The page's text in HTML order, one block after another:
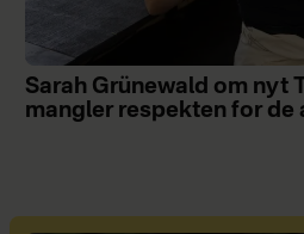
Sarah Grünewald om nyt
mangler respekten for de